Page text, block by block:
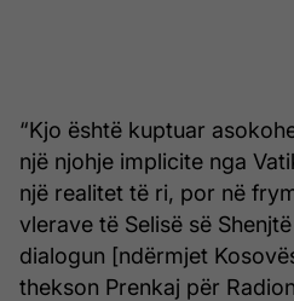
“Kjo është kuptuar
një njohje implicite nga
një realitet të ri, por në
vlerave të Selisë së
dialogun [ndërmjet
thekson Prenkaj për